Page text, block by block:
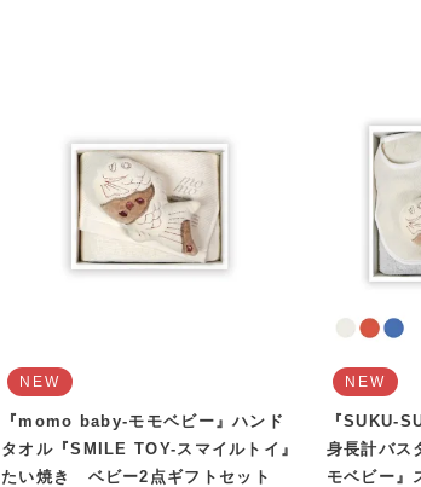
NEW
『momo baby-モモベビー』ハンド
タオル『SMILE TOY-スマイルトイ』
たい焼き ベビー2点ギフトセット
NEW
『SUKU-
身長計バ
モベビー』